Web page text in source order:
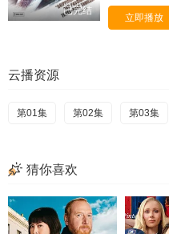
已完结
立即播放
云播资源
第01集 第02集 第03集
猜你喜欢